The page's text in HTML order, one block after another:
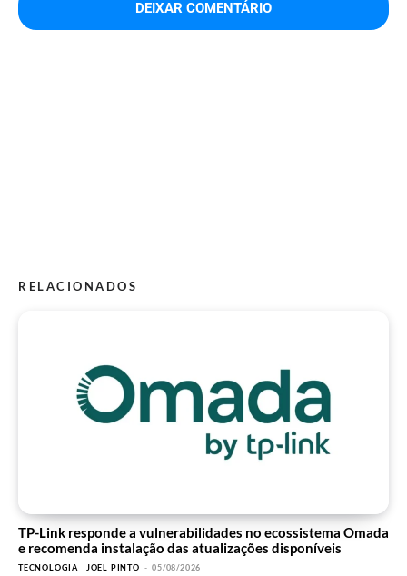
RELACIONADOS
TP-Link responde a vulnerabilidades no ecossistema Omada
e recomenda instalação das atualizações disponíveis
TECNOLOGIA JOEL PINTO - 05/08/2026